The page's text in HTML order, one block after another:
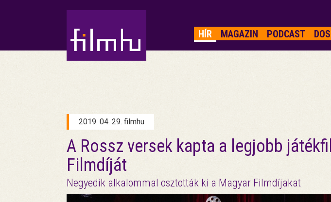
HÍR MAGAZIN PODCAST
2019. 04. 29. filmhu
A Rossz versek kapta a legjobb
Filmdíját
Negyedik alkalommal osztották ki a Magyar Filmdíjakat